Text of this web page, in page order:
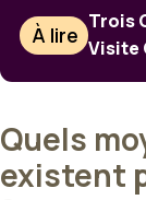
À lire
Trois
Visite
Quels
existent